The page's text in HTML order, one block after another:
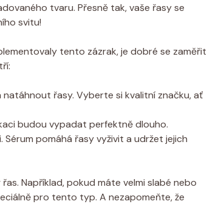
tvaru. Přesně tak, vaše řasy se
svitu!
tento zázrak, je dobré se zaměřit
natáhnout řasy. Vyberte si kvalitní značku, ať
budou vypadat perfektně dlouho.
Sérum pomáhá řasy vyživit a udržet jejich
Například, pokud máte velmi slabé nebo
pro tento typ. A nezapomeňte, že